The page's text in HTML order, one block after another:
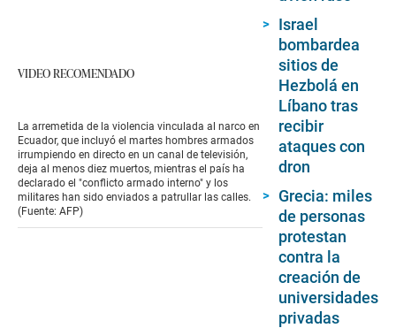
VIDEO RECOMENDADO
La arremetida de la violencia vinculada al narco en
Ecuador, que incluyó el martes hombres armados
irrumpiendo en directo en un canal de televisión,
deja al menos diez muertos, mientras el país ha
declarado el "conflicto armado interno" y los
militares han sido enviados a patrullar las calles.
(Fuente: AFP)
Israel
bombardea
sitios de
Hezbolá en
Líbano tras
recibir
ataques con
dron
Grecia: miles
de personas
protestan
contra la
creación de
universidades
privadas